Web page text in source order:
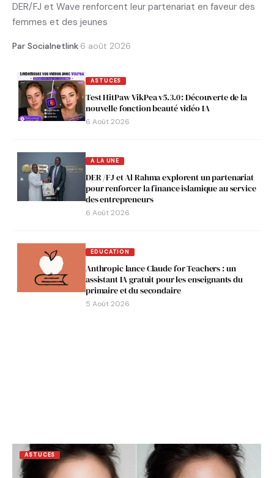
DER/FJ et Wave renforcent leur partenariat en faveur des
femmes et des jeunes
Par Socialnetlink·6 août 2026
ASTUCES
Test HitPaw VikPea v5.3.0 : Découverte de la
nouvelle fonction beauté vidéo IA
6 Août 2026
A LA UNE
DER /FJ et Al Rahma explorent un partenariat
pour renforcer la finance islamique au service
des entrepreneurs
6 Août 2026
EDUCATION
Anthropic lance Claude for Teachers : un
assistant IA gratuit pour les enseignants du
primaire et du secondaire
5 Août 2026
ASTUCES